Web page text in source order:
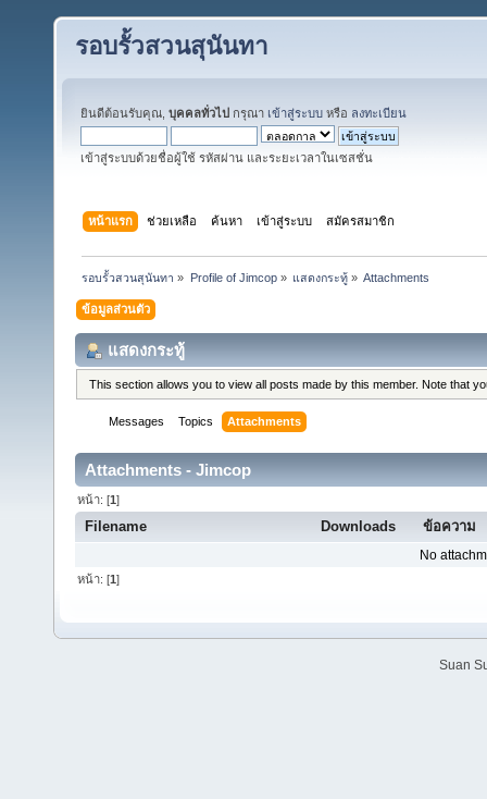
รอบรั้วสวนสุนันทา
ยินดีต้อนรับคุณ, บุคคลทั่วไป กรุณา เข้าสู่ระบบ หรือ ลงทะเบียน
เข้าสู่ระบบด้วยชื่อผู้ใช้ รหัสผ่าน และระยะเวลาในเซสชั่น
หน้าแรก ช่วยเหลือ ค้นหา เข้าสู่ระบบ สมัครสมาชิก
รอบรั้วสวนสุนันทา » Profile of Jimcop» แสดงกระทู้» Attachments
ข้อมูลส่วนตัว
แสดงกระทู้
This section allows you to view all posts made by this member. Note that
Messages Topics Attachments
Attachments - Jimcop
หน้า: [1]
Filename Downloads ข้อความ
No
หน้า: [1]
Suan